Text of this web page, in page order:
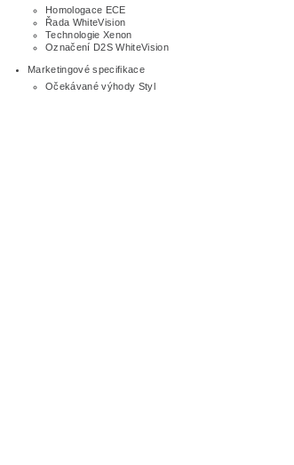
Homologace ECE
Řada WhiteVision
Technologie Xenon
Označení D2S WhiteVision
Marketingové specifikace
Očekávané výhody Styl